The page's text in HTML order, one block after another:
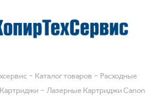
- Каталог товаров - Расходные
- Лазерные Картриджи Canon